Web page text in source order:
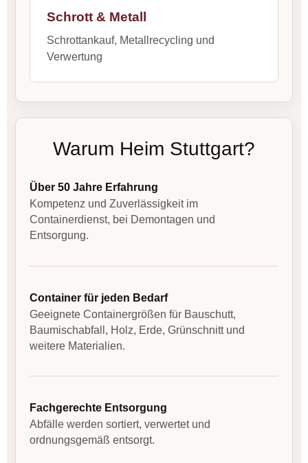
Schrott & Metall
Schrottankauf, Metallrecycling und
Verwertung
Warum Heim Stuttgart?
Über 50 Jahre Erfahrung
Kompetenz und Zuverlässigkeit im
Containerdienst, bei Demontagen und
Entsorgung.
Container für jeden Bedarf
Geeignete Containergrößen für Bauschutt,
Baumischabfall, Holz, Erde, Grünschnitt und
weitere Materialien.
Fachgerechte Entsorgung
Abfälle werden sortiert, verwertet und
ordnungsgemäß entsorgt.